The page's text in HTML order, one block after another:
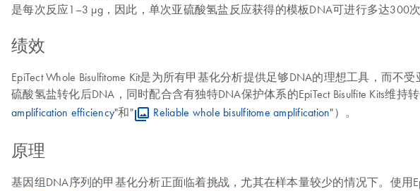
是每次反应1–3 μg，因此，单次亚硫酸氢盐反应获得的模板DNA可进行多达300次
绩效
EpiTect Whole Bisulfitome Kit是为所有甲基化分析提供足够DNA的理想工具，而
硫酸氢盐转化后DNA，同时配合含有独特DNA保护体系的EpiTect Bisulfite Kits维
amplification efficiency"和" Reliable whole bisulfitome amplification"）。
原理
基因组DNA序列的甲基化分析正面临着挑战，尤其在样本量较少的情况下。使用